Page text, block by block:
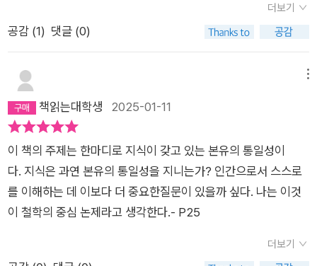
원에서 융합되는 이 과정이 바로 '통섭(統攝/Consilience)'이
다. ​​우리의 생물학자 최재천 교수의 스승인 미국의 에드워드 오스
본 윌슨(Edward O. Wilson : 1929~2021)은 1998년의 저
서 [통섭]을 통해 이 과정을 '지식의 대통합(The Unity of Know
ledge)'이라 규정했다.​[통섭]에서 에드워드 윌슨이 정의하는 '통
섭' 관련 대표적 문장들을 몇 가지 인용해 본다.​​"'통섭(統攝/cons
를 '정합(整合/coherence)'보다 더 좋아하는데 왜냐하면 '통
섭'은 '정합'의 다양한 의미들 가운데 하나만을 뜻할 뿐이기 때문
이다. 게다가 '통섭'이라는 용어는 그 '희귀성' 때문에 그 의미
가 비교적 잘 보존되어 있다. 이 용어는 (19세기 자연철학자) 윌
리엄 휴얼이 1840년에 [귀납적 과학의 철학]이라는 책에서 처음
으로 사용했는데, '설명의 공통 기반을 만들기 위해 분야를 가로
로 최대한 빨리 전환시키는 것이다. (44면) 4. 매일매일 우리를
괴롭히는 이 쟁점들 중 대부분, 예컨대 인종 갈등, 무기 경쟁, 인
구 과잉, 낙태, 환경, 가난 등은 자연과학적 지식과 인문, 사회과
학적 지식이 통합되지 않고는 해결할 수 없다. 경계를 넘나드는
것만이 실제 세계에 대한 명확한 관점을 제공할 것이다. (47면)
5. 종족의 우상은 무질서한 혼돈 상태보다는 좀 더 질서가 잡혀
정이 갖는 특이한 성질을, 시장의 우상은 존재하지 않는다는 것에
대한 믿음을 유도하는 말의 힘을, 극장의 우상은 철학적 믿음과
잘못된 증거를 의심 없이 수용하는 것을 상징한다. (69, 70면) 6.
구성주의의 가장 극단적인 형태에서는 ‘진짜’ 실재는 없다. 즉 정
신 작용의 바깥에 존재하는 객관적 진리가 없다는 것인데, 놀랍게
도 이것은 사회적 지배 집단이 유포하는 견해이다. (91면) 7. 나는
더보기
공감 (1) 댓글 (0)
책읽는대학생 2025-01-11
이 책의 주제는 한마디로 지식이 갖고 있는 본유의 통일성이
다. 지식은 과연 본유의 통일성을 지니는가? 인간으로서 스스로
를 이해하는 데 이보다 더 중요한질문이 있을까 싶다. 나는 이것
이 철학의 중심 논제라고 생각한다.- P25
더보기